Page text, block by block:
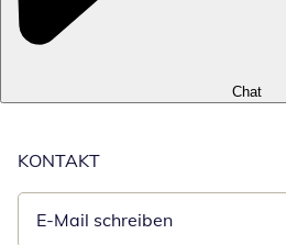
Chat
KONTAKT
E-Mail schreiben
Öffnet E-Mail-Client